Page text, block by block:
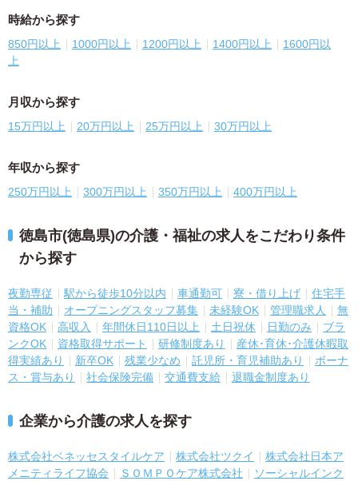
時給から探す
850円以上 1000円以上 1200円以上 1400円以上
1600円以
上
月収から探す
15万円以上 20万円以上 25万円以上 30万円以上
年収から探す
250万円以上 300万円以上 350万円以上 400万円以上
徳島市(徳島県)の介護・福祉の求人をこだわり条件
から探す
夜勤専従 駅から徒歩10分以内 車通勤可 寮・借り上げ
住宅手
当・補助
オープニングスタッフ募集 未経験OK 管理職求人
無
資格OK
高収入 年間休日110日以上 土日祝休 日勤のみ
ブラ
ンクOK
資格取得サポート 研修制度あり
産休･育休･介護休暇取
得実績あり
新卒OK 残業少なめ 託児所・育児補助あり
ボーナ
ス・賞与あり
社会保険完備 交通費支給 退職金制度あり
企業から介護の求人を探す
株式会社ベネッセスタイルケア 株式会社ツクイ
株式会社日本ア
メニティライフ協会
ＳＯＭＰＯケア株式会社
ソーシャルインク